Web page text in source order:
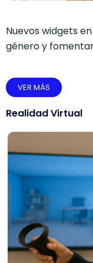
Nuevos widgets
género y
VER MÁS
Realidad Virtual